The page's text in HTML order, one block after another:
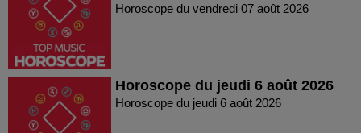
Horoscope du vendredi 07 août 2026
Horoscope du jeudi 6 août 2026
Horoscope du jeudi 6 août 2026